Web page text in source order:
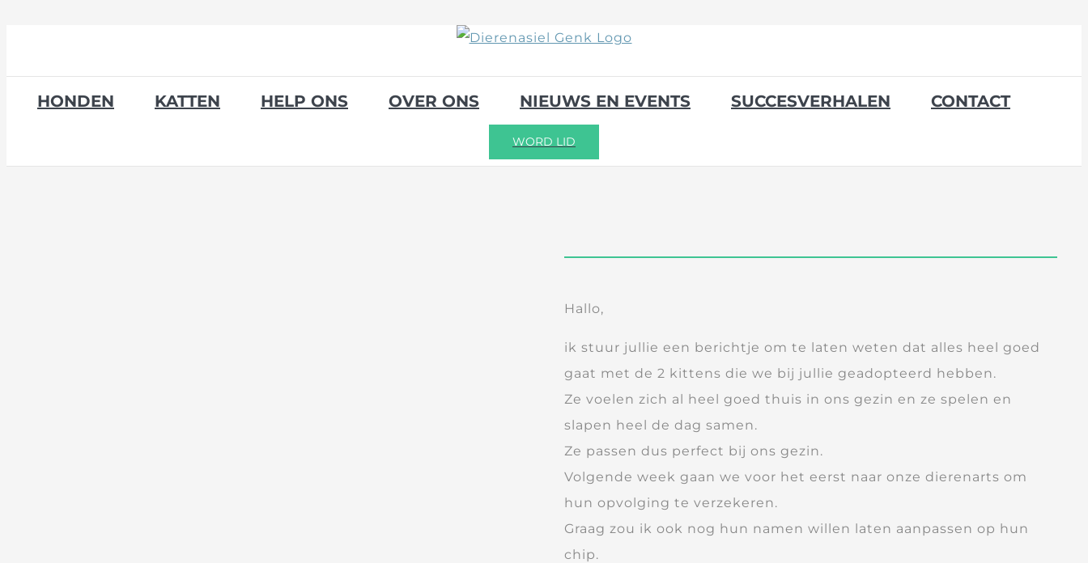
HONDEN KATTEN HELP ONS OVER ONS NIEUWS EN EVENTS SUCCESVERHALEN CONTACT
WORD LID
Hallo,
ik stuur jullie een berichtje om te laten weten dat alles heel goed
gaat met de 2 kittens die we bij jullie geadopteerd hebben.
Ze voelen zich al heel goed thuis in ons gezin en ze spelen en
slapen heel de dag samen.
Ze passen dus perfect bij ons gezin.
Volgende week gaan we voor het eerst naar onze dierenarts om
hun opvolging te verzekeren.
Graag zou ik ook nog hun namen willen laten aanpassen op hun
chip.